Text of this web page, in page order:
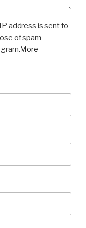
address is sent to
of spam
More